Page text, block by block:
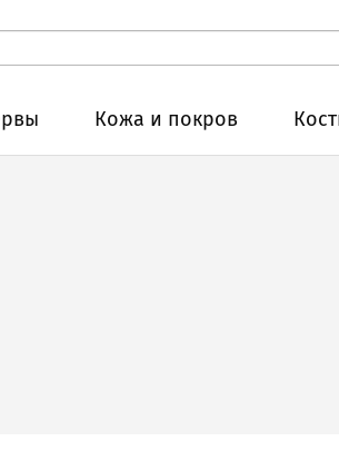
Кожа и покров